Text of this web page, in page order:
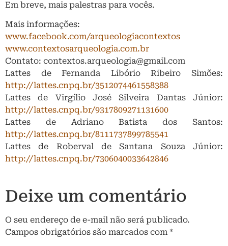
Em breve, mais palestras para vocês.
Mais informações:
www.facebook.com/arqueologiacontextos
www.contextosarqueologia.com.br
Contato: contextos.arqueologia@gmail.com
Lattes de Fernanda Libório Ribeiro Simões:
http://lattes.cnpq.br/3512074461558388
Lattes de Virgílio José Silveira Dantas Júnior:
http://lattes.cnpq.br/9317809271131600
Lattes de Adriano Batista dos Santos:
http://lattes.cnpq.br/8111737899785541
Lattes de Roberval de Santana Souza Júnior:
http://lattes.cnpq.br/7306040033642846
Deixe um comentário
O seu endereço de e-mail não será publicado.
Campos obrigatórios são marcados com *